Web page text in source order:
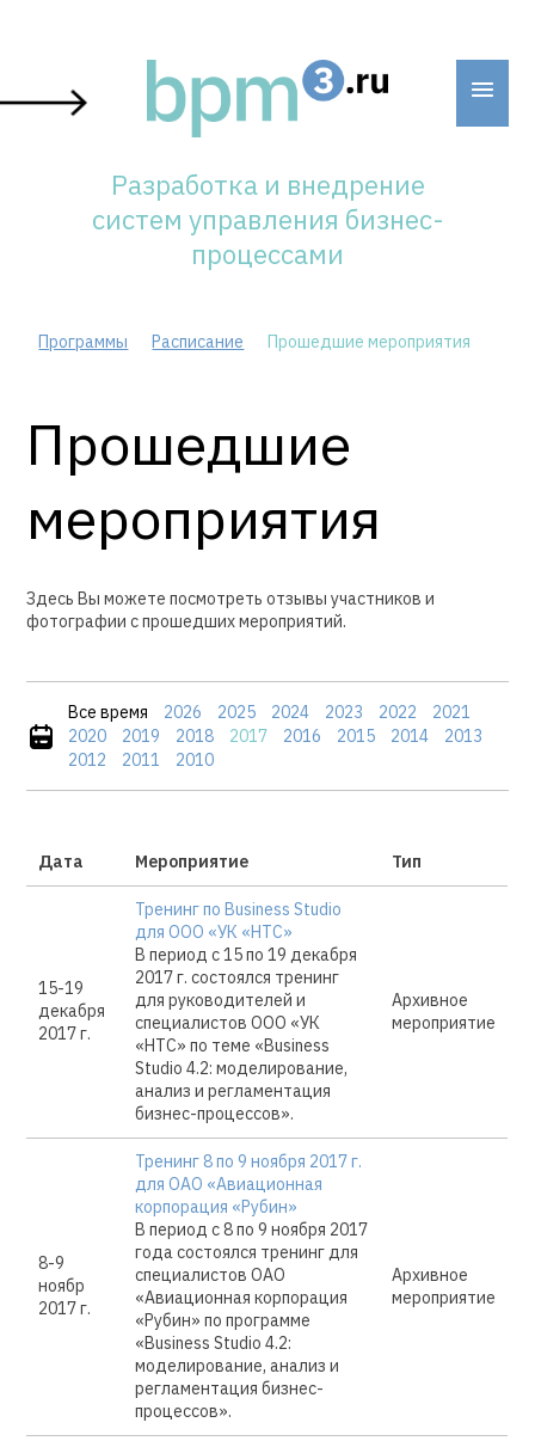
content
Разработка и внедрение
систем управления бизнес-
процессами
Программы Расписание Прошедшие мероприятия
Прошедшие
мероприятия
Здесь Вы можете посмотреть отзывы участников и
фотографии с прошедших мероприятий.
Все время 2026 2025 2024 2023 2022
2021
2020
2019 2018 2017 2016 2015 2014
2013
2012
2011 2010
Дата Мероприятие Тип
15-19
декабря
2017 г.
Тренинг по Business Studio
для ООО «УК «НТС»
В период с 15 по 19 декабря
2017 г. состоялся тренинг
для руководителей и
специалистов ООО «УК
«НТС» по теме «Business
Studio 4.2: моделирование,
анализ и регламентация
бизнес-процессов».
Архивное
мероприятие
8-9
ноябр
2017 г.
Тренинг 8 по 9 ноября 2017 г.
для ОАО «Авиационная
корпорация «Рубин»
В период с 8 по 9 ноября 2017
года состоялся тренинг для
специалистов ОАО
«Авиационная корпорация
«Рубин» по программе
«Business Studio 4.2:
моделирование, анализ и
регламентация бизнес-
процессов».
Архивное
мероприятие